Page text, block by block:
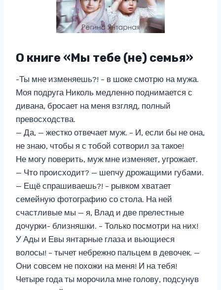
О книге «Мы тебе (не) семья»
-Ты мне изменяешь?! – в шоке смотрю на мужа.
Моя подруга Николь медленно поднимается с
дивана, бросает на меня взгляд, полный
превосходства.
— Да, — жестко отвечает муж. – И, если бы не она,
не знаю, чтобы я с тобой сотворил за такое!
Не могу поверить, муж мне изменяет, угрожает.
— Что происходит? — шепчу дрожащими губами.
— Ещё спрашиваешь?! – рывком хватает
семейную фотографию со стола. На ней
счастливые мы — я, Влад и две прелестные
дочурки- близняшки. – Только посмотри на них!
У Ады и Евы янтарные глаза и вьющиеся
волосы! – тычет небрежно пальцем в девочек. —
Они совсем не похожи на меня! И на тебя!
Четыре года ты морочила мне голову, подсунув